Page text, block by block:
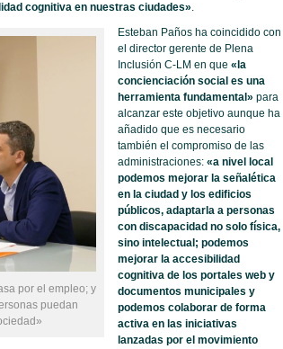
cognitiva en nuestras ciudades».
por el empleo; y
puedan
Esteban Paños ha coincidido con
el director gerente de Plena
Inclusión C-LM en que «la
concienciación social es una
herramienta fundamental» para
alcanzar este objetivo aunque ha
añadido que es necesario
también el compromiso de las
administraciones: «a nivel local
podemos mejorar la señalética
en la ciudad y los edificios
públicos, adaptarla a personas
con discapacidad no solo física,
sino intelectual; podemos
mejorar la accesibilidad
cognitiva de los portales web y
documentos municipales y
podemos colaborar de forma
activa en las iniciativas
lanzadas por el movimiento